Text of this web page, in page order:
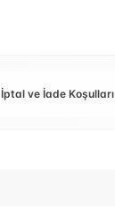
İptal ve İade Koşulları